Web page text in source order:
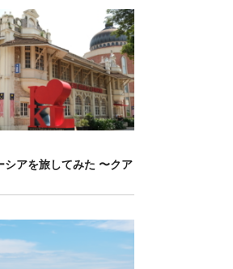
シアを旅してみた 〜クア